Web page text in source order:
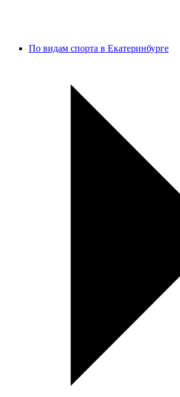
По видам спорта в Екатеринбурге